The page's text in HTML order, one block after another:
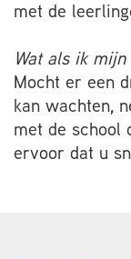
met de
Wat als ik
Mocht er een
kan wachten,
met de school
ervoor dat u